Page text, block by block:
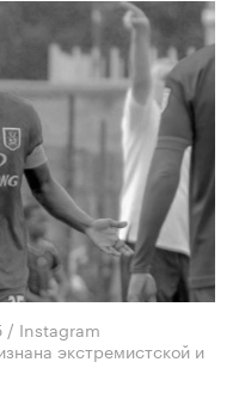
/ Instagram
экстремистской и